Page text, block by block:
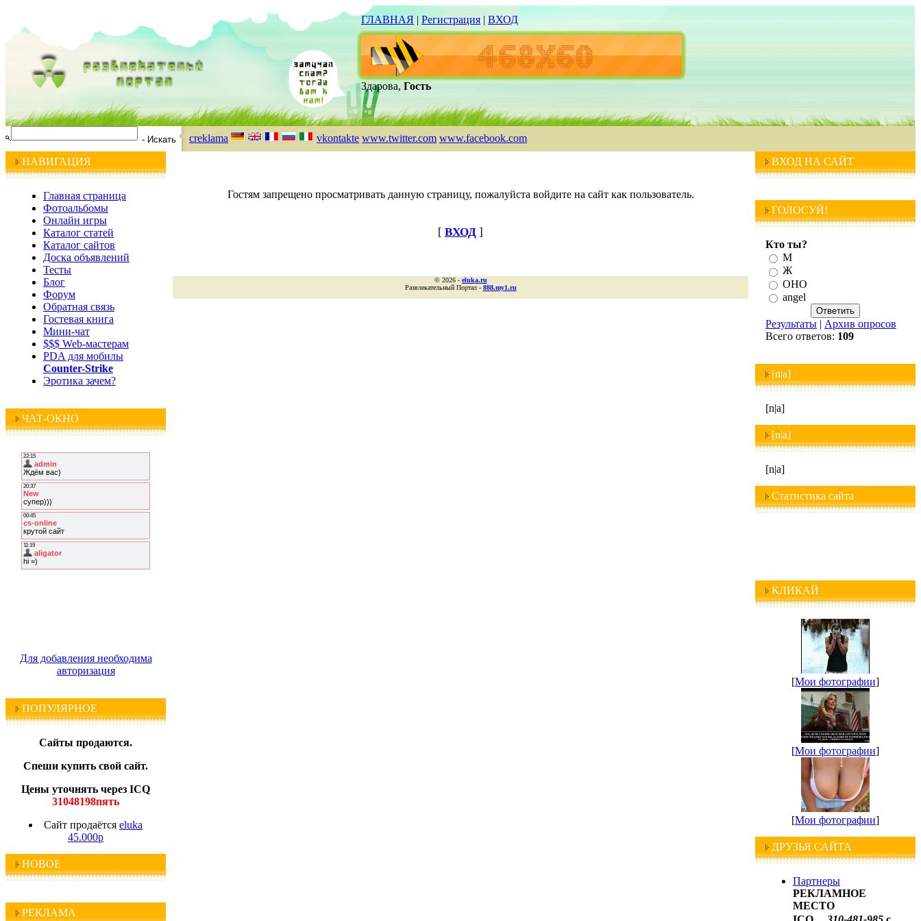
ГЛАВНАЯ | Регистрация | ВХОД
Здарова, Гость
creklama vkontakte www.twitter.com www.facebook.com
НАВИГАЦИЯ
Главная страница
Фотоальбомы
Онлайн игры
Каталог статей
Каталог сайтов
Доска объявлений
Тесты
Блог
Форум
Обратная связь
Гостевая книга
Мини-чат
$$$ Web-мастерам
PDA для мобилы
Counter-Strike
Эротика зачем?
ЧАТ-ОКНО
Для добавления необходима
авторизация
ПОПУЛЯРНОЕ
Сайты продаются.
Спеши купить свой сайт.
Цены уточнять через ICQ
31048198пять
Сайт продаётся eluka
45.000р
НОВОЕ
РЕКЛАМА
Гостям запрещено просматривать данную страницу, пожалуйста войдите на сайт как пользователь.
[ ВХОД ]
© 2026 - eluka.ru
Развлекательный Портал - 888.my1.ru
ВХОД НА САЙТ
ГОЛОСУЙ!
Кто ты?
М
Ж
ОНО
angel
Результаты | Архив опросов
Всего ответов: 109
[n|a]
[n|a]
[n|a]
[n|a]
Статистика сайта
КЛИКАЙ
[Мои фотографии]
[Мои фотографии]
[Мои фотографии]
ДРУЗЬЯ САЙТА
Партнеры
РЕКЛАМНОЕ
МЕСТО